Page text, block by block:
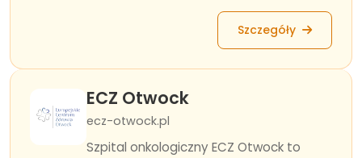
Szczegóły
ECZ Otwock
ecz-otwock.pl
Szpital onkologiczny ECZ Otwock to